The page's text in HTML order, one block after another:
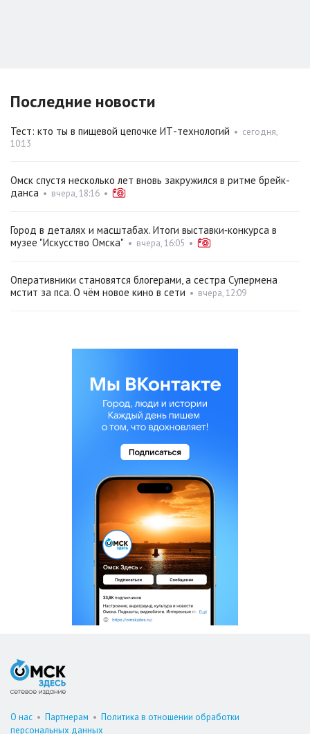
Последние новости
Тест: кто ты в пищевой цепочке ИТ-технологий • сегодня,
10:13
Омск спустя несколько лет вновь закружился в ритме брейк-
данса • вчера, 18:16 •
Город в деталях и масштабах. Итоги выставки‑конкурса в
музее "Искусство Омска" • вчера, 16:05 •
Оперативники становятся блогерами, а сестра Супермена
мстит за пса. О чём новое кино в сети • вчера, 12:09
О нас • Партнерам • Политика в отношении обработки
персональных данных